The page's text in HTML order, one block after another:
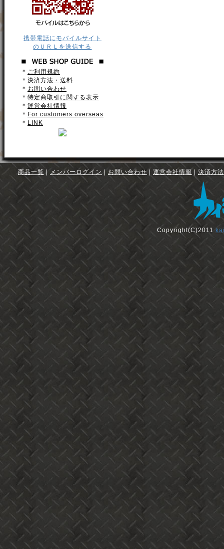
携帯電話にモバイルサイト
のＵＲＬを送信する
＊ ご利用規約
＊ 決済方法・送料
＊ お問い合わせ
＊ 特定商取引に関する表示
＊ 運営会社情報
＊ For customers overseas
＊ LINK
商品一覧 メンバーログイン お問い合わせ 運営会社情報 決済方
Copyright(C)2011